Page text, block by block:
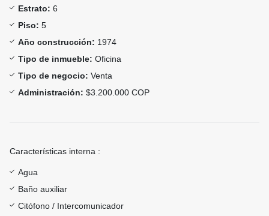
Estrato: 6
Piso: 5
Año construcción: 1974
Tipo de inmueble: Oficina
Tipo de negocio: Venta
Administración: $3.200.000 COP
Características interna :
Agua
Baño auxiliar
Citófono / Intercomunicador